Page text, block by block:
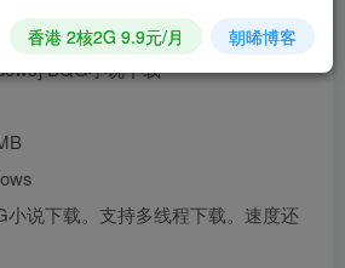
BQG小说下载
小说下载。支持多线程下载。速度还
香港 2核2G 9.9元/月 朝晞博客